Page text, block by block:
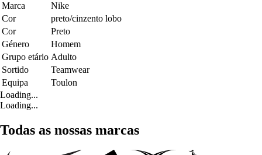
Marca
Nike
Cor
preto/cinzento lobo
Cor
Preto
Género
Homem
Grupo etário Adulto
Sortido
Teamwear
Equipa
Toulon
Loading...
Loading...
Todas as nossas marcas